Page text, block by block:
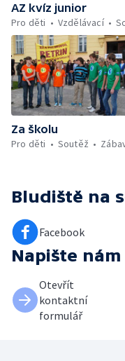
AZ kvíz junior
Pro děti
Vzdělávací
Za školu
Pro děti
Soutěž
Bludiště na
Facebook
Napište nám
Otevřít
kontaktní
formulář